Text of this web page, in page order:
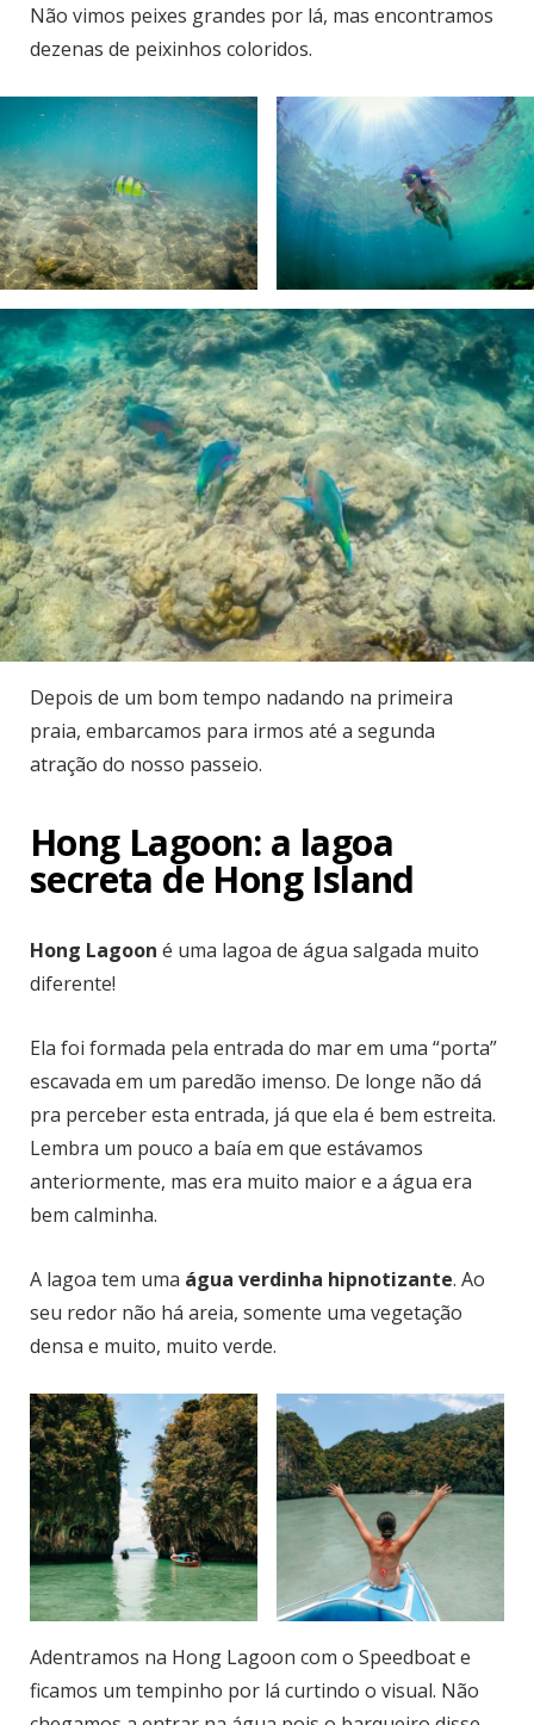
Não vimos peixes grandes por lá, mas encontramos
dezenas de peixinhos coloridos.
Depois de um bom tempo nadando na primeira
praia, embarcamos para irmos até a segunda
atração do nosso passeio.
Hong Lagoon: a lagoa
secreta de Hong Island
Hong Lagoon é uma lagoa de água salgada muito
diferente!
Ela foi formada pela entrada do mar em uma “porta”
escavada em um paredão imenso. De longe não dá
pra perceber esta entrada, já que ela é bem estreita.
Lembra um pouco a baía em que estávamos
anteriormente, mas era muito maior e a água era
bem calminha.
A lagoa tem uma água verdinha hipnotizante. Ao
seu redor não há areia, somente uma vegetação
densa e muito, muito verde.
Adentramos na Hong Lagoon com o Speedboat e
ficamos um tempinho por lá curtindo o visual. Não